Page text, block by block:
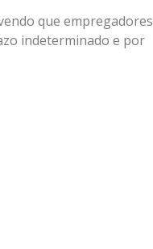
que empregadores
indeterminado e por